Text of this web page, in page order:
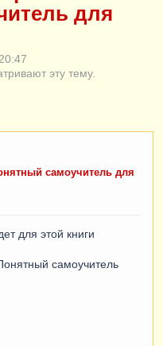
для
эту тему.
самоучитель для
для этой книги
самоучитель